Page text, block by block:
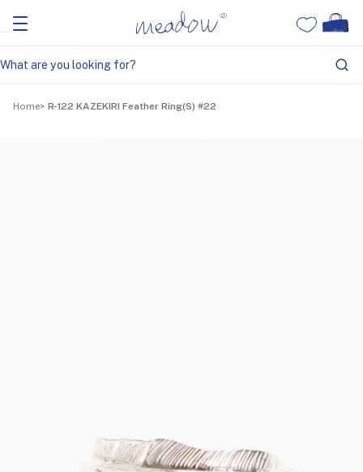
Home R-122 KAZEKIRI Feather Ring(S) #22